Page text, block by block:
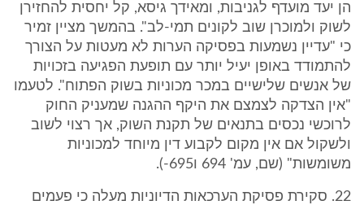
הן יעד מועדף לגניבות, ומאידך גיסא, קל יחסית להחזירן
לשוק ולמוכרן שוב לקונים תמי-לב". בהמשך מציין זמיר
כי "עדיין נשמעות בפסיקה הערות לא מעטות על הצורך
להתמודד באופן יעיל יותר עם תופעת הפגיעה בזכויות
של אנשים שלישיים במכר מכוניות בשוק הפתוח". לטעמו
"אין הצדקה לצמצם את היקף ההגנה שמעניק החוק
לרוכשי נכסים בתנאים של תקנת השוק, אך רצוי לשוב
ולשקול אם אין מקום לקבוע דין מיוחד למכוניות
משומשות" (שם, עמ' 694 ו695-).
22. סקירת פסיקת הערכאות הדיוניות מעלה כי פעמים